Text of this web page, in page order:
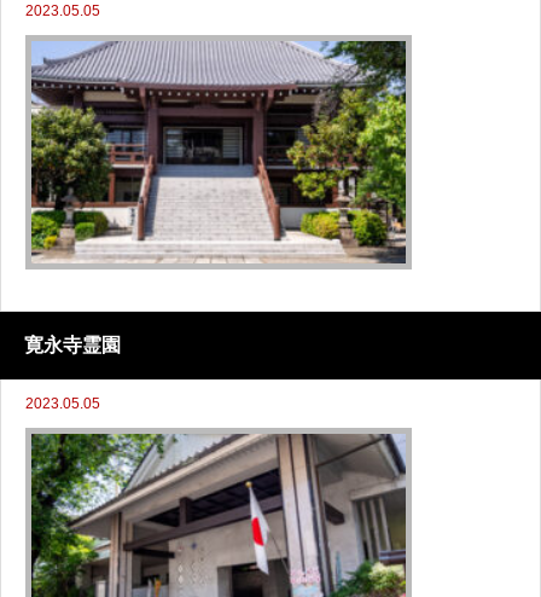
2023.05.05
寛永寺霊園
2023.05.05